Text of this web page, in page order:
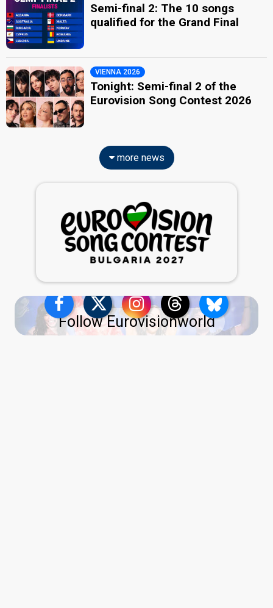
Semi-final 2: The 10 songs
qualified for the Grand Final
VIENNA 2026
Tonight: Semi-final 2 of the
Eurovision Song Contest 2026
more news
Follow Eurovisionworld